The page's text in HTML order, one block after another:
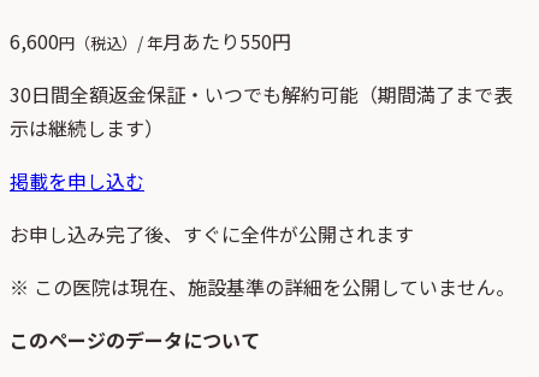
6,600円（税込）/ 年月あたり550円
30日間全額返金保証・いつでも解約可能（期間満了まで表
示は継続します）
掲載を申し込む
お申し込み完了後、すぐに全件が公開されます
※ この医院は現在、施設基準の詳細を公開していません。
このページのデータについて